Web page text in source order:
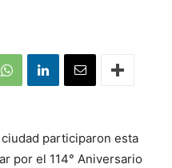
participaron esta
por el 114° Aniversario